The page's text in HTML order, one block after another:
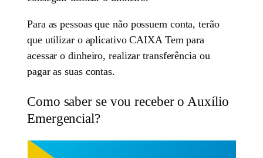
Para as pessoas que não possuem conta, terão
que utilizar o aplicativo CAIXA Tem para
acessar o dinheiro, realizar transferência ou
pagar as suas contas.
Como saber se vou receber o Auxílio
Emergencial?